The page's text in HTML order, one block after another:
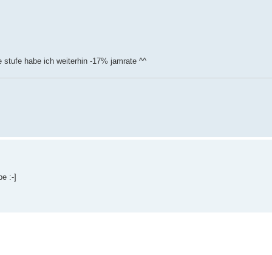
habe ich weiterhin -17% jamrate ^^
:-]